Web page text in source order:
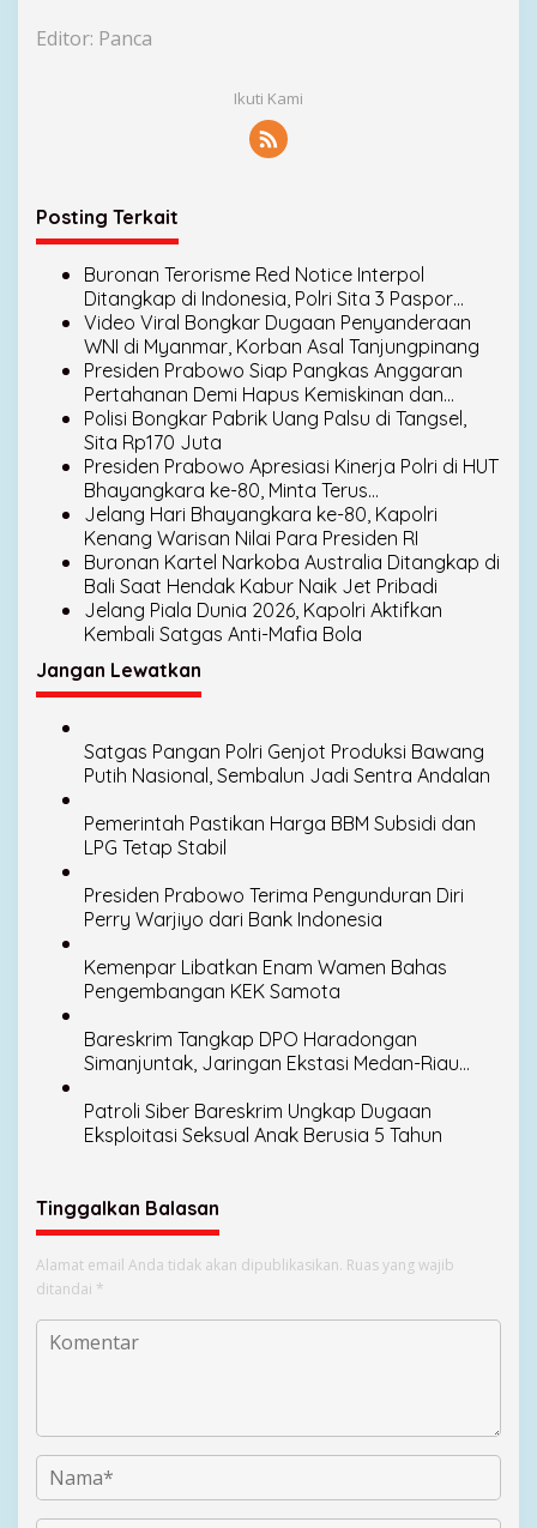
o
Editor: Panca
Ikuti Kami
Posting Terkait
Buronan Terorisme Red Notice Interpol
Ditangkap di Indonesia, Polri Sita 3 Paspor
Termasuk 2 Dokumen Palsu
Video Viral Bongkar Dugaan Penyanderaan
WNI di Myanmar, Korban Asal Tanjungpinang
Presiden Prabowo Siap Pangkas Anggaran
Pertahanan Demi Hapus Kemiskinan dan
Kelaparan
Polisi Bongkar Pabrik Uang Palsu di Tangsel,
Sita Rp170 Juta
Presiden Prabowo Apresiasi Kinerja Polri di HUT
Bhayangkara ke-80, Minta Terus
Bertransformasi Layani Masyarakat
Jelang Hari Bhayangkara ke-80, Kapolri
Kenang Warisan Nilai Para Presiden RI
Buronan Kartel Narkoba Australia Ditangkap di
Bali Saat Hendak Kabur Naik Jet Pribadi
Jelang Piala Dunia 2026, Kapolri Aktifkan
Kembali Satgas Anti-Mafia Bola
Jangan Lewatkan
Satgas Pangan Polri Genjot Produksi Bawang
Putih Nasional, Sembalun Jadi Sentra Andalan
Pemerintah Pastikan Harga BBM Subsidi dan
LPG Tetap Stabil
Presiden Prabowo Terima Pengunduran Diri
Perry Warjiyo dari Bank Indonesia
Kemenpar Libatkan Enam Wamen Bahas
Pengembangan KEK Samota
Bareskrim Tangkap DPO Haradongan
Simanjuntak, Jaringan Ekstasi Medan-Riau
Patroli Siber Bareskrim Ungkap Dugaan
Eksploitasi Seksual Anak Berusia 5 Tahun
Tinggalkan Balasan
Alamat email Anda tidak akan dipublikasikan. Ruas yang wajib
ditandai *